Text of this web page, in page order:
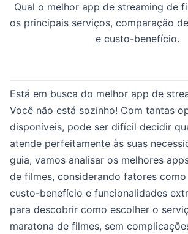
Qual o melhor app de streaming de
os principais serviços, comparação
e custo-benefício.
Está em busca do melhor app de
Você não está sozinho! Com tantas
disponíveis, pode ser difícil decidir
atende perfeitamente às suas
guia, vamos analisar os melhores
de filmes, considerando fatores como
custo-benefício e funcionalidades
para descobrir como escolher o
maratona de filmes, sem